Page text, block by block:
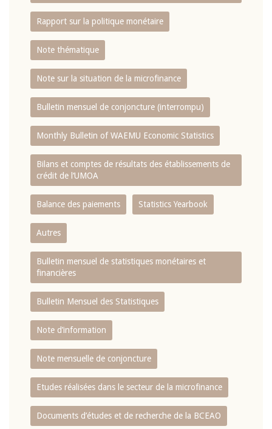
Rapport sur la politique monétaire
Note thématique
Note sur la situation de la microfinance
Bulletin mensuel de conjoncture (interrompu)
Monthly Bulletin of WAEMU Economic Statistics
Bilans et comptes de résultats des établissements de
crédit de l‘UMOA
Balance des paiements Statistics Yearbook
Autres
Bulletin mensuel de statistiques monétaires et
financières
Bulletin Mensuel des Statistiques
Note d’information
Note mensuelle de conjoncture
Etudes réalisées dans le secteur de la microfinance
Documents d’études et de recherche de la BCEAO